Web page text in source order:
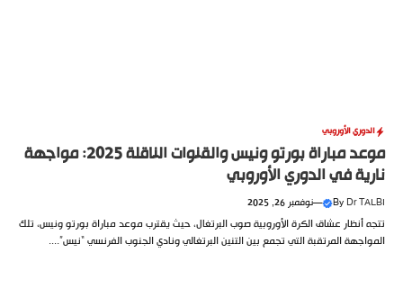
الدوري الأوروبي
موعد مباراة بورتو ونيس والقنوات الناقلة 2025: مواجهة
نارية في الدوري الأوروبي
By Dr TALBI
—نوفمبر 26, 2025
تتجه أنظار عشاق الكرة الأوروبية صوب البرتغال، حيث يقترب موعد مباراة بورتو ونيس، تلك
المواجهة المرتقبة التي تجمع بين التنين البرتغالي ونادي الجنوب الفرنسي “نيس”....